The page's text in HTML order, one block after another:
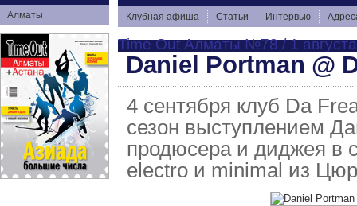
Алматы Клубная афиша Статьи Интервью
Time Out Алматы №78 / 1
Daniel Portman @
4 сентября клуб Da
сезон выступлением
продюсера и диджея в
electro и minimal из